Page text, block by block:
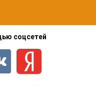
соцсетей